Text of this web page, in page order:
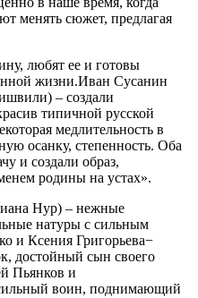
менять сюжет, предлагая
любят ее и готовы
жизни.Иван Сусанин
– создали
типичной русской
медлительность в
осанку, степенность. Оба
и создали образ,
родины на устах».
Нур) – нежные
натуры с сильным
и Ксения Григорьева−
достойный сын своего
Пьянков и
воин, поднимающий